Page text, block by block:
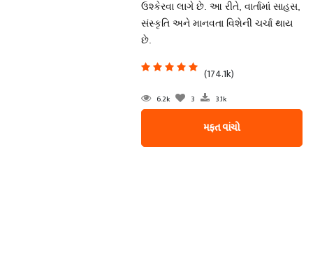
ઉશ્કેરવા લાગે છે. આ રીતે, વાર્તામાં સાહસ,
સંસ્કૃતિ અને માનવતા વિશેની ચર્ચા થાય
છે.
(174.1k)
6.2k 3 3.1k
મફત વાંચો